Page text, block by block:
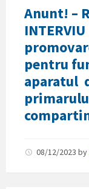
Anunt! –
pentru
aparatul
08/12/2023 by